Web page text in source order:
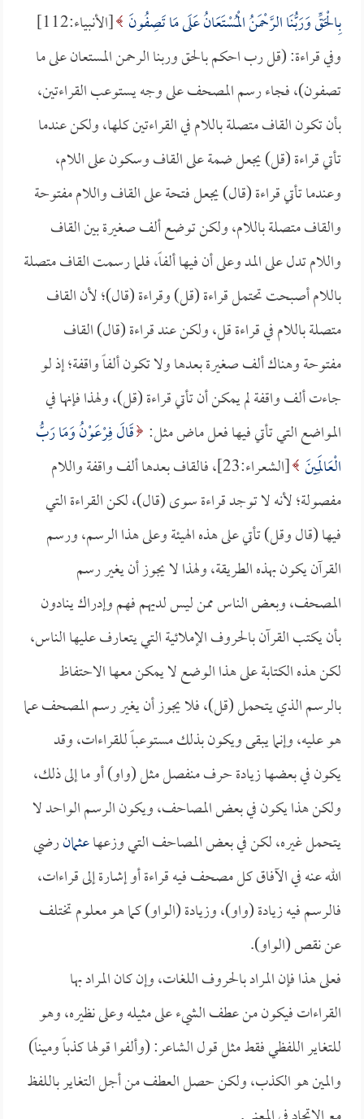
بِالْحَقِّ وَرَبُّنَا الرَّحْمَنُ الْمُسْتَعَانُ عَلَى مَا تَصِفُونَ
[الأنبياء:112]
وفي قراءة: (قل رب احكم بالحق وربنا الرحمن المستعان على ما
تصفون)، فجاء رسم المصحف على وجه يستوعب القراءتين،
بأن تكون القاف متصلة باللام في القراءتين كلها، ولكن عندما
تأتي قراءة (قل) يجعل ضمة على القاف وسكون على اللام،
وعندما تأتي قراءة (قال) يجعل فتحة على القاف واللام مفتوحة
والقاف متصلة باللام، ولكن توضع ألف صغيرة بين القاف
واللام تدل على المد وعلى أن فيها ألفاً، فلما رسمت القاف متصلة
باللام أصبحت تحتمل قراءة (قل) وقراءة (قال)؛ لأن القاف
متصلة باللام في قراءة قل، ولكن عند قراءة (قال) القاف
مفتوحة وهناك ألف صغيرة بعدها ولا تكون ألفاً واقفة؛ إذ لو
جاءت ألف واقفة لم يمكن أن تأتي قراءة (قل)، ولهذا فإنها في
المواضع التي تأتي فيها فعل ماض مثل: قَالَ فِرْعَوْنُ وَمَا رَبُّ
الْعَالَمِينَ
[الشعراء:23]، فالقاف بعدها ألف واقفة واللام
مفصولة؛ لأنه لا توجد قراءة سوى (قال)، لكن القراءة التي
فيها (قال وقل) تأتي على هذه الهيئة وعلى هذا الرسم، ورسم
القرآن يكون بهذه الطريقة، ولهذا لا يجوز أن يغير رسم
المصحف، وبعض الناس ممن ليس لديهم فهم وإدراك ينادون
بأن يكتب القرآن بالحروف الإملائية التي يتعارف عليها الناس،
لكن هذه الكتابة على هذا الوضع لا يمكن معها الاحتفاظ
بالرسم الذي يتحمل (قل)، فلا يجوز أن يغير رسم المصحف عما
هو عليه، وإنما يبقى ويكون بذلك مستوعباً للقراءات، وقد
يكون في بعضها زيادة حرف منفصل مثل (واو) أو ما إلى ذلك،
ولكن هذا يكون في بعض المصاحف، ويكون الرسم الواحد لا
يتحمل غيره، لكن في بعض المصاحف التي وزعهاعثمانرضي
الله عنه في الآفاق كل مصحف فيه قراءة أو إشارة إلى قراءات،
فالرسم فيه زيادة (واو)، وزيادة (الواو) كما هو معلوم تختلف
عن نقص (الواو).
فعلى هذا فإن المراد بالحروف اللغات، وإن كان المراد بها
القراءات فيكون من عطف الشيء على مثيله وعلى نظيره، وهو
للتغاير اللفظي فقط مثل قول الشاعر: (وألفوا قولها كذباً وميناً)
والمين هو الكذب، ولكن حصل العطف من أجل التغاير باللفظ